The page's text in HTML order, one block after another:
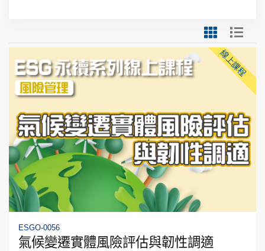
線上課程
ESGO-0056
氣候變遷實體風險評估與韌性調適